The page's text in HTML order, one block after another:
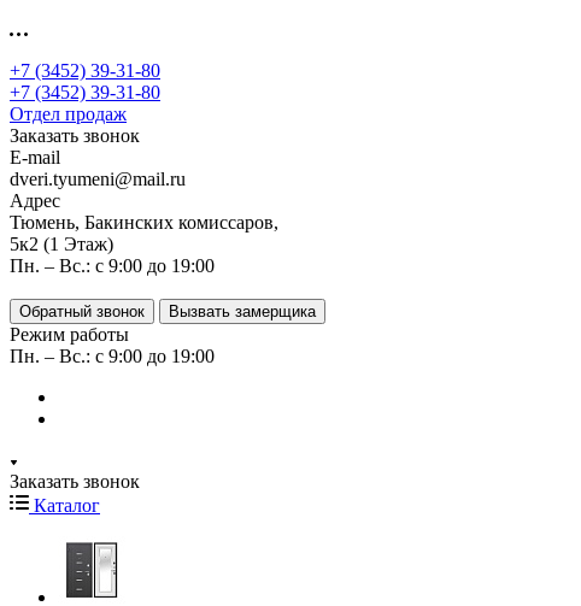
+7 (3452) 39-31-80
+7 (3452) 39-31-80
Отдел продаж
Заказать звонок
E-mail
dveri.tyumeni@mail.ru
Адрес
Тюмень, Бакинских комиссаров,
5к2 (1 Этаж)
Пн. – Вс.: с 9:00 до 19:00
Обратный звонок Вызвать замерщика
Режим работы
Пн. – Вс.: с 9:00 до 19:00
Заказать звонок
Каталог